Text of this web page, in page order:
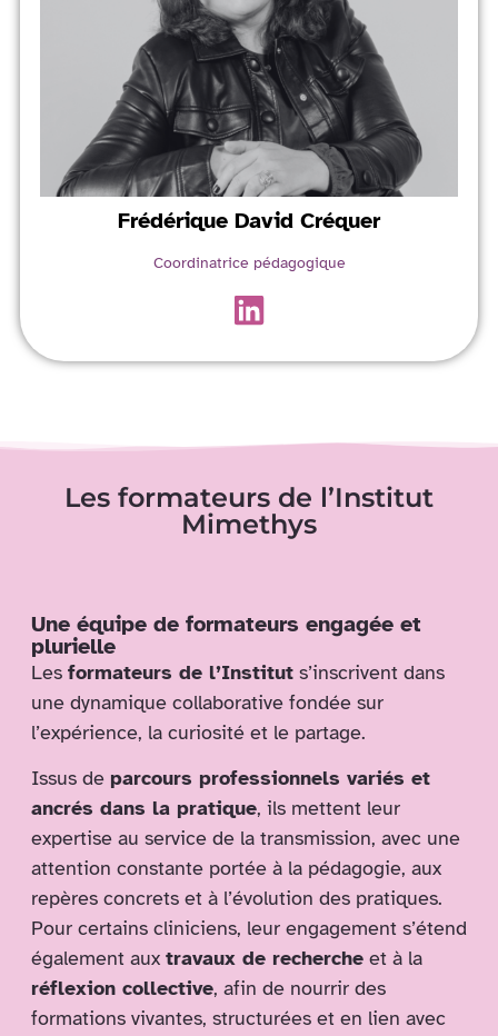
Frédérique David Créquer
Coordinatrice pédagogique
Les formateurs de l’Institut
Mimethys
Une équipe de formateurs engagée et
plurielle
Les formateurs de l’Institut s’inscrivent dans
une dynamique collaborative fondée sur
l’expérience, la curiosité et le partage.
Issus de parcours professionnels variés et
ancrés dans la pratique, ils mettent leur
expertise au service de la transmission, avec une
attention constante portée à la pédagogie, aux
repères concrets et à l’évolution des pratiques.
Pour certains cliniciens, leur engagement s’étend
également aux travaux de recherche et à la
réflexion collective, afin de nourrir des
formations vivantes, structurées et en lien avec